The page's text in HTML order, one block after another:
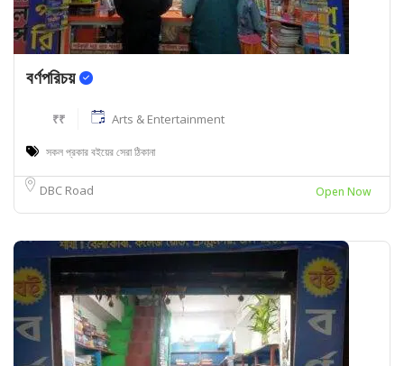
বর্ণপরিচয়
₹₹ Arts & Entertainment
সকল প্রকার বইয়ের সেরা ঠিকানা
DBC Road Open Now